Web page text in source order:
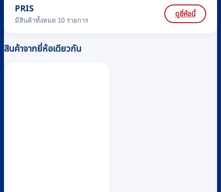
PRIS
มีสินค้าทั้งหมด 10 รายการ
ดูยี่ห้อนี้
สินค้าจากยี่ห้อเดียวกัน